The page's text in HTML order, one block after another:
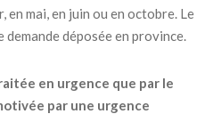
en mai, en juin ou en octobre. Le
déposée en province.
en urgence que par le
par une urgence